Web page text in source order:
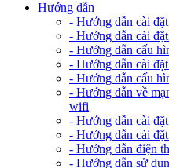
Hướng dẫn
- Hướng dẫn cài
- Hướng dẫn cài
- Hướng dẫn cấu
- Hướng dẫn cài
- Hướng dẫn cấu
- Hướng dẫn về
wifi
- Hướng dẫn cài
- Hướng dẫn cài
- Hướng dẫn điện
- Hướng dẫn sử